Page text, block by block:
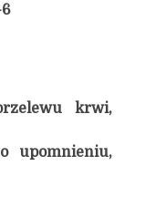
krwi,
upomnieniu,